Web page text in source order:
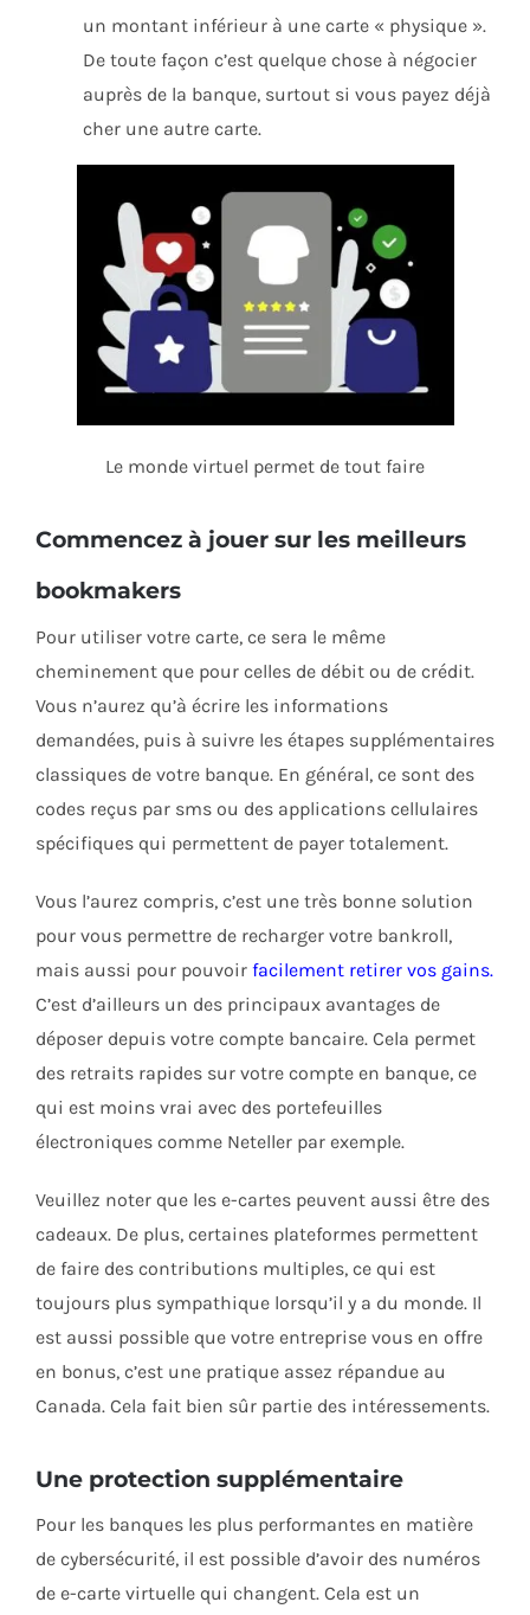
un montant inférieur à une carte « physique ».
De toute façon c’est quelque chose à négocier
auprès de la banque, surtout si vous payez déjà
cher une autre carte.
Le monde virtuel permet de tout faire
Commencez à jouer sur les meilleurs
bookmakers
Pour utiliser votre carte, ce sera le même
cheminement que pour celles de débit ou de crédit.
Vous n’aurez qu’à écrire les informations
demandées, puis à suivre les étapes supplémentaires
classiques de votre banque. En général, ce sont des
codes reçus par sms ou des applications cellulaires
spécifiques qui permettent de payer totalement.
Vous l’aurez compris, c’est une très bonne solution
pour vous permettre de recharger votre bankroll,
mais aussi pour pouvoir facilement retirer vos gains.
C’est d’ailleurs un des principaux avantages de
déposer depuis votre compte bancaire. Cela permet
des retraits rapides sur votre compte en banque, ce
qui est moins vrai avec des portefeuilles
électroniques comme Neteller par exemple.
Veuillez noter que les e-cartes peuvent aussi être des
cadeaux. De plus, certaines plateformes permettent
de faire des contributions multiples, ce qui est
toujours plus sympathique lorsqu’il y a du monde. Il
est aussi possible que votre entreprise vous en offre
en bonus, c’est une pratique assez répandue au
Canada. Cela fait bien sûr partie des intéressements.
Une protection supplémentaire
Pour les banques les plus performantes en matière
de cybersécurité, il est possible d’avoir des numéros
de e-carte virtuelle qui changent. Cela est un